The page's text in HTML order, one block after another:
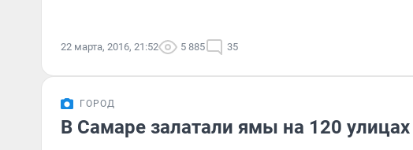
22 марта, 2016, 21:52 5 885 35
ГОРОД
В Самаре залатали ямы на 120 улицах